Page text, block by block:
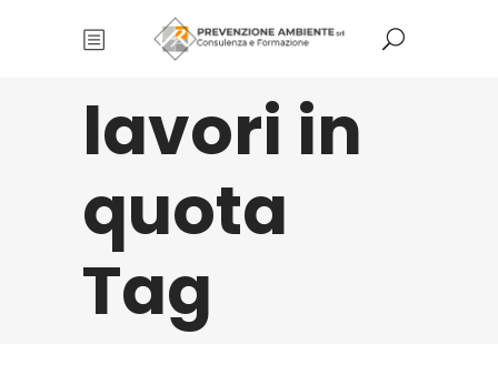
lavori in
quota
Tag